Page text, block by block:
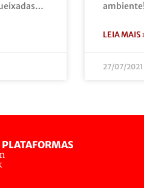
LEIA MAIS
27/07/2021
PLATAFORMAS